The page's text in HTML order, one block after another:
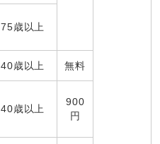
75歳以上
40歳以上 無料
40歳以上
900
円